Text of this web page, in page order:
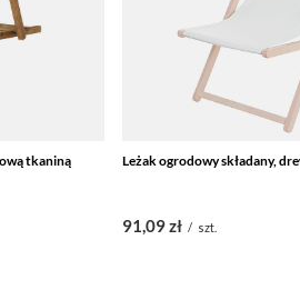
tkaniną Leżak ogrodowy składany,
91,09 zł / szt.